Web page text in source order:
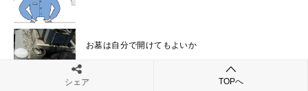
お墓は自分で開けてもよいか
シェア TOPへ